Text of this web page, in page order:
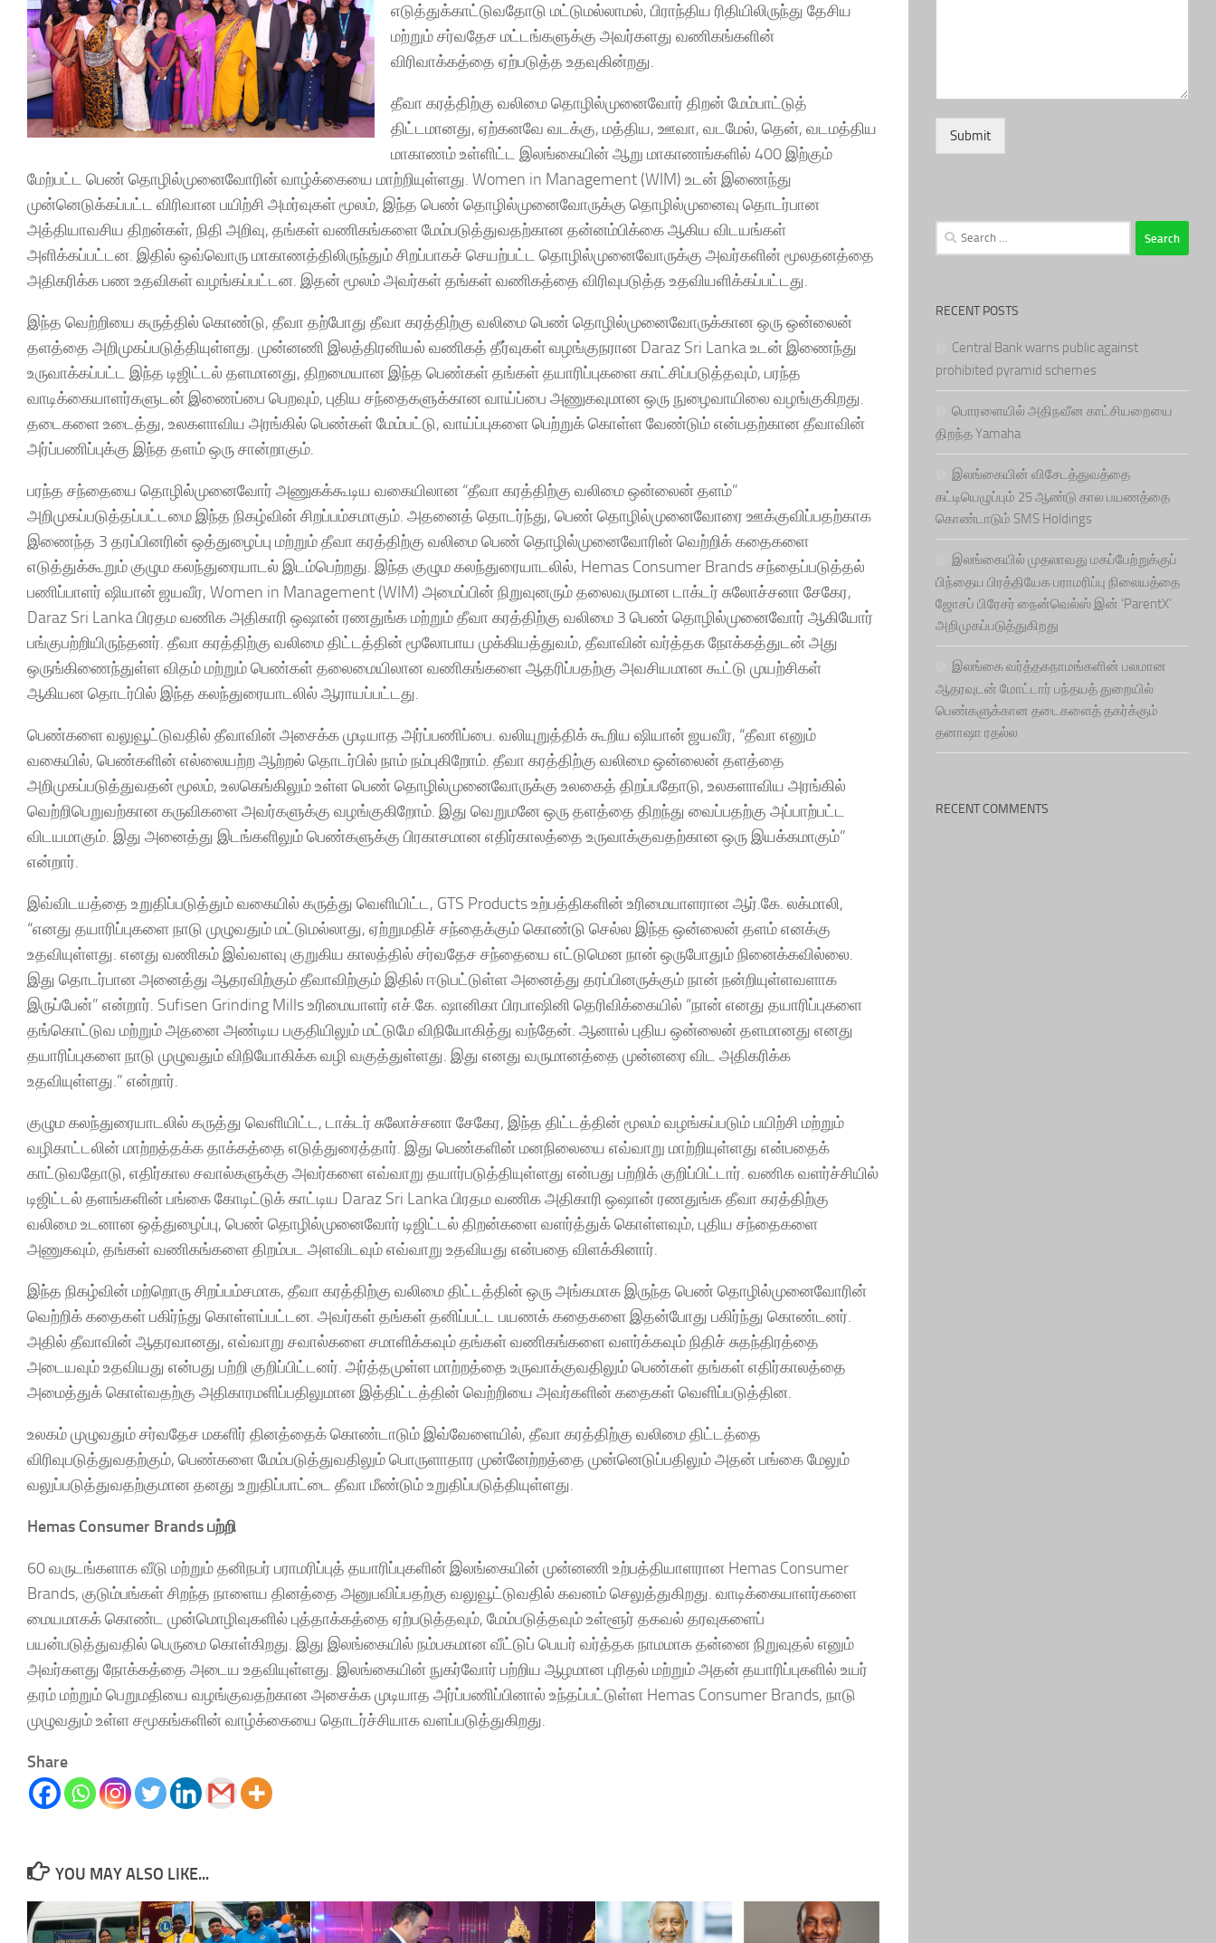
எடுத்துக்காட்டுவதோடு மட்டுமல்லாமல், பிராந்திய ரிதியிலிருந்து தேசிய
மற்றும் சர்வதேச மட்டங்களுக்கு அவர்களது வணிகங்களின்
விரிவாக்கத்தை ஏற்படுத்த உதவுகின்றது.
தீவா கரத்திற்கு வலிமை தொழில்முனைவோர் திறன் மேம்பாட்டுத்
திட்டமானது, ஏற்கனவே வடக்கு, மத்திய, ஊவா, வடமேல், தென், வடமத்திய
மாகாணம் உள்ளிட்ட இலங்கையின் ஆறு மாகாணங்களில் 400 இற்கும்
மேற்பட்ட பெண் தொழில்முனைவோரின் வாழ்க்கையை மாற்றியுள்ளது. Women in Management (WIM) உடன் இணைந்து
முன்னெடுக்கப்பட்ட விரிவான பயிற்சி அமர்வுகள் மூலம், இந்த பெண் தொழில்முனைவோருக்கு தொழில்முனைவு தொடர்பான
அத்தியாவசிய திறன்கள், நிதி அறிவு, தங்கள் வணிகங்களை மேம்படுத்துவதற்கான தன்னம்பிக்கை ஆகிய விடயங்கள்
அளிக்கப்பட்டன. இதில் ஒவ்வொரு மாகாணத்திலிருந்தும் சிறப்பாகச் செயற்பட்ட தொழில்முனைவோருக்கு அவர்களின் மூலதனத்தை
அதிகரிக்க பண உதவிகள் வழங்கப்பட்டன. இதன் மூலம் அவர்கள் தங்கள் வணிகத்தை விரிவுபடுத்த உதவியளிக்கப்பட்டது.
இந்த வெற்றியை கருத்தில் கொண்டு, தீவா தற்போது தீவா கரத்திற்கு வலிமை பெண் தொழில்முனைவோருக்கான ஒரு ஒன்லைன்
தளத்தை அறிமுகப்படுத்தியுள்ளது. முன்னணி இலத்திரனியல் வணிகத் தீர்வுகள் வழங்குநரான Daraz Sri Lanka உடன் இணைந்து
உருவாக்கப்பட்ட இந்த டிஜிட்டல் தளமானது, திறமையான இந்த பெண்கள் தங்கள் தயாரிப்புகளை காட்சிப்படுத்தவும், பரந்த
வாடிக்கையாளர்களுடன் இணைப்பை பெறவும், புதிய சந்தைகளுக்கான வாய்ப்பை அணுகவுமான ஒரு நுழைவாயிலை வழங்குகிறது.
தடைகளை உடைத்து, உலகளாவிய அரங்கில் பெண்கள் மேம்பட்டு, வாய்ப்புகளை பெற்றுக் கொள்ள வேண்டும் என்பதற்கான தீவாவின்
அர்ப்பணிப்புக்கு இந்த தளம் ஒரு சான்றாகும்.
பரந்த சந்தையை தொழில்முனைவோர் அணுகக்கூடிய வகையிலான “தீவா கரத்திற்கு வலிமை ஒன்லைன் தளம்”
அறிமுகப்படுத்தப்பட்டமை இந்த நிகழ்வின் சிறப்பம்சமாகும். அதனைத் தொடர்ந்து, பெண் தொழில்முனைவோரை ஊக்குவிப்பதற்காக
இணைந்த 3 தரப்பினரின் ஒத்துழைப்பு மற்றும் தீவா கரத்திற்கு வலிமை பெண் தொழில்முனைவோரின் வெற்றிக் கதைகளை
எடுத்துக்கூறும் குழும கலந்துரையாடல் இடம்பெற்றது. இந்த குழும கலந்துரையாடலில், Hemas Consumer Brands சந்தைப்படுத்தல்
பணிப்பாளர் ஷியான் ஜயவீர, Women in Management (WIM) அமைப்பின் நிறுவுனரும் தலைவருமான டாக்டர் சுலோச்சனா சேகேர,
Daraz Sri Lanka பிரதம வணிக அதிகாரி ஒஷான் ரணதுங்க மற்றும் தீவா கரத்திற்கு வலிமை 3 பெண் தொழில்முனைவோர் ஆகியோர்
பங்குபற்றியிருந்தனர். தீவா கரத்திற்கு வலிமை திட்டத்தின் மூலோபாய முக்கியத்துவம், தீவாவின் வர்த்தக நோக்கத்துடன் அது
ஒருங்கிணைந்துள்ள விதம் மற்றும் பெண்கள் தலைமையிலான வணிகங்களை ஆதரிப்பதற்கு அவசியமான கூட்டு முயற்சிகள்
ஆகியன தொடர்பில் இந்த கலந்துரையாடலில் ஆராயப்பட்டது.
பெண்களை வலுவூட்டுவதில் தீவாவின் அசைக்க முடியாத அர்ப்பணிப்பை. வலியுறுத்திக் கூறிய ஷியான் ஜயவீர, “தீவா எனும்
வகையில், பெண்களின் எல்லையற்ற ஆற்றல் தொடர்பில் நாம் நம்புகிறோம். தீவா கரத்திற்கு வலிமை ஒன்லைன் தளத்தை
அறிமுகப்படுத்துவதன் மூலம், உலகெங்கிலும் உள்ள பெண் தொழில்முனைவோருக்கு உலகைத் திறப்பதோடு, உலகளாவிய அரங்கில்
வெற்றிபெறுவற்கான கருவிகளை அவர்களுக்கு வழங்குகிறோம். இது வெறுமனே ஒரு தளத்தை திறந்து வைப்பதற்கு அப்பாற்பட்ட
விடயமாகும். இது அனைத்து இடங்களிலும் பெண்களுக்கு பிரகாசமான எதிர்காலத்தை உருவாக்குவதற்கான ஒரு இயக்கமாகும்”
என்றார்.
இவ்விடயத்தை உறுதிப்படுத்தும் வகையில் கருத்து வெளியிட்ட, GTS Products உற்பத்திகளின் உரிமையாளரான ஆர்.கே. லக்மாலி,
“எனது தயாரிப்புகளை நாடு முழுவதும் மட்டுமல்லாது, ஏற்றுமதிச் சந்தைக்கும் கொண்டு செல்ல இந்த ஒன்லைன் தளம் எனக்கு
உதவியுள்ளது. எனது வணிகம் இவ்வளவு குறுகிய காலத்தில் சர்வதேச சந்தையை எட்டுமென நான் ஒருபோதும் நினைக்கவில்லை.
இது தொடர்பான அனைத்து ஆதரவிற்கும் தீவாவிற்கும் இதில் ஈடுபட்டுள்ள அனைத்து தரப்பினருக்கும் நான் நன்றியுள்ளவளாக
இருப்பேன்” என்றார். Sufisen Grinding Mills உரிமையாளர் எச்.கே. ஷானிகா பிரபாஷினி தெரிவிக்கையில் “நான் எனது தயாரிப்புகளை
தங்கொட்டுவ மற்றும் அதனை அண்டிய பகுதியிலும் மட்டுமே விநியோகித்து வந்தேன். ஆனால் புதிய ஒன்லைன் தளமானது எனது
தயாரிப்புகளை நாடு முழுவதும் விநியோகிக்க வழி வகுத்துள்ளது. இது எனது வருமானத்தை முன்னரை விட அதிகரிக்க
உதவியுள்ளது.” என்றார்.
குழும கலந்துரையாடலில் கருத்து வெளியிட்ட, டாக்டர் சுலோச்சனா சேகேர, இந்த திட்டத்தின் மூலம் வழங்கப்படும் பயிற்சி மற்றும்
வழிகாட்டலின் மாற்றத்தக்க தாக்கத்தை எடுத்துரைத்தார். இது பெண்களின் மனநிலையை எவ்வாறு மாற்றியுள்ளது என்பதைக்
காட்டுவதோடு, எதிர்கால சவால்களுக்கு அவர்களை எவ்வாறு தயார்படுத்தியுள்ளது என்பது பற்றிக் குறிப்பிட்டார். வணிக வளர்ச்சியில்
டிஜிட்டல் தளங்களின் பங்கை கோடிட்டுக் காட்டிய Daraz Sri Lanka பிரதம வணிக அதிகாரி ஒஷான் ரணதுங்க தீவா கரத்திற்கு
வலிமை உடனான ஒத்துழைப்பு, பெண் தொழில்முனைவோர் டிஜிட்டல் திறன்களை வளர்த்துக் கொள்ளவும், புதிய சந்தைகளை
அணுகவும், தங்கள் வணிகங்களை திறம்பட அளவிடவும் எவ்வாறு உதவியது என்பதை விளக்கினார்.
இந்த நிகழ்வின் மற்றொரு சிறப்பம்சமாக, தீவா கரத்திற்கு வலிமை திட்டத்தின் ஒரு அங்கமாக இருந்த பெண் தொழில்முனைவோரின்
வெற்றிக் கதைகள் பகிர்ந்து கொள்ளப்பட்டன. அவர்கள் தங்கள் தனிப்பட்ட பயணக் கதைகளை இதன்போது பகிர்ந்து கொண்டனர்.
அதில் தீவாவின் ஆதரவானது, எவ்வாறு சவால்களை சமாளிக்கவும் தங்கள் வணிகங்களை வளர்க்கவும் நிதிச் சுதந்திரத்தை
அடையவும் உதவியது என்பது பற்றி குறிப்பிட்டனர். அர்த்தமுள்ள மாற்றத்தை உருவாக்குவதிலும் பெண்கள் தங்கள் எதிர்காலத்தை
அமைத்துக் கொள்வதற்கு அதிகாரமளிப்பதிலுமான இத்திட்டத்தின் வெற்றியை அவர்களின் கதைகள் வெளிப்படுத்தின.
உலகம் முழுவதும் சர்வதேச மகளிர் தினத்தைக் கொண்டாடும் இவ்வேளையில், தீவா கரத்திற்கு வலிமை திட்டத்தை
விரிவுபடுத்துவதற்கும், பெண்களை மேம்படுத்துவதிலும் பொருளாதார முன்னேற்றத்தை முன்னெடுப்பதிலும் அதன் பங்கை மேலும்
வலுப்படுத்துவதற்குமான தனது உறுதிப்பாட்டை தீவா மீண்டும் உறுதிப்படுத்தியுள்ளது.
Hemas Consumer Brands பற்றி
60 வருடங்களாக வீடு மற்றும் தனிநபர் பராமரிப்புத் தயாரிப்புகளின் இலங்கையின் முன்னணி உற்பத்தியாளரான Hemas Consumer
Brands, குடும்பங்கள் சிறந்த நாளைய தினத்தை அனுபவிப்பதற்கு வலுவூட்டுவதில் கவனம் செலுத்துகிறது. வாடிக்கையாளர்களை
மையமாகக் கொண்ட முன்மொழிவுகளில் புத்தாக்கத்தை ஏற்படுத்தவும், மேம்படுத்தவும் உள்ளூர் தகவல் தரவுகளைப்
பயன்படுத்துவதில் பெருமை கொள்கிறது. இது இலங்கையில் நம்பகமான வீட்டுப் பெயர் வர்த்தக நாமமாக தன்னை நிறுவுதல் எனும்
அவர்களது நோக்கத்தை அடைய உதவியுள்ளது. இலங்கையின் நுகர்வோர் பற்றிய ஆழமான புரிதல் மற்றும் அதன் தயாரிப்புகளில் உயர்
தரம் மற்றும் பெறுமதியை வழங்குவதற்கான அசைக்க முடியாத அர்ப்பணிப்பினால் உந்தப்பட்டுள்ள Hemas Consumer Brands, நாடு
முழுவதும் உள்ள சமூகங்களின் வாழ்க்கையை தொடர்ச்சியாக வளப்படுத்துகிறது.
Share
YOU MAY ALSO LIKE...
Submit
Search
for:
RECENT POSTS
Central Bank warns public against
prohibited pyramid schemes
பொரளையில் அதிநவீன காட்சியறையை
திறந்த Yamaha
இலங்கையின் விசேடத்துவத்தை
கட்டியெழுப்பும் 25 ஆண்டு கால பயணத்தை
கொண்டாடும் SMS Holdings
இலங்கையில் முதலாவது மகப்பேற்றுக்குப்
பிந்தைய பிரத்தியேக பராமரிப்பு நிலையத்தை
ஜோசப் பிரேசர் நைன்வெல்ஸ் இன் ‘ParentX’
அறிமுகப்படுத்துகிறது
இலங்கை வர்த்தகநாமங்களின் பலமான
ஆதரவுடன் மோட்டார் பந்தயத் துறையில்
பெண்களுக்கான தடைகளைத் தகர்க்கும்
தனாஷா ரதல்ல
RECENT COMMENTS